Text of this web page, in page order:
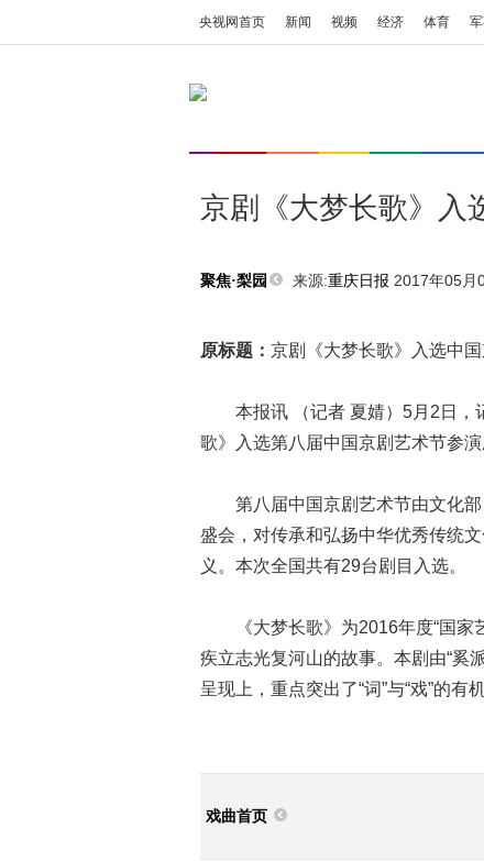
央视网首页 新闻 视频 经济 体育
京剧《大梦长歌》入
聚焦·梨园 来源:重庆日报 2017年05月
原标题： 京剧《大梦长歌》入选中
本报讯 （记者 夏婧）5月2日，
歌》入选第八届中国京剧艺术节参
第八届中国京剧艺术节由文化部
盛会，对传承和弘扬中华优秀传统
义。本次全国共有29台剧目入选。
《大梦长歌》为2016年度“国家
疾立志光复河山的故事。本剧由“奚
呈现上，重点突出了“词”与“戏”的有
戏曲首页